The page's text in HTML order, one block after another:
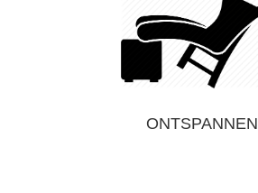
ONTSPANNEN